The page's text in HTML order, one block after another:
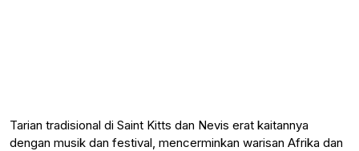
Tarian tradisional di Saint Kitts dan Nevis erat kaitannya
dengan musik dan festival, mencerminkan warisan Afrika dan